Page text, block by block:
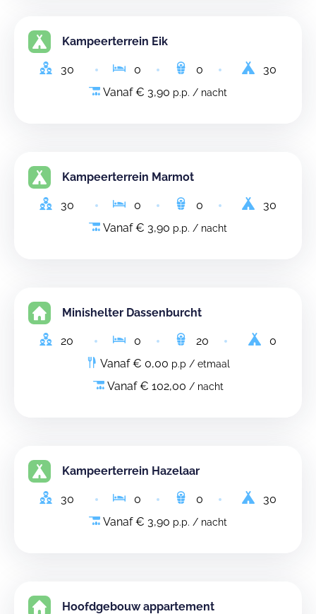
Kampeerterrein Eik
30 0 0
30
Vanaf € 3,90 p.p. / nacht
Kampeerterrein Marmot
30 0 0
30
Vanaf € 3,90 p.p. / nacht
Minishelter Dassenburcht
20 0 20
0
Vanaf € 0,00 p.p / etmaal
Vanaf € 102,00 / nacht
Kampeerterrein Hazelaar
30 0 0
30
Vanaf € 3,90 p.p. / nacht
Hoofdgebouw appartement